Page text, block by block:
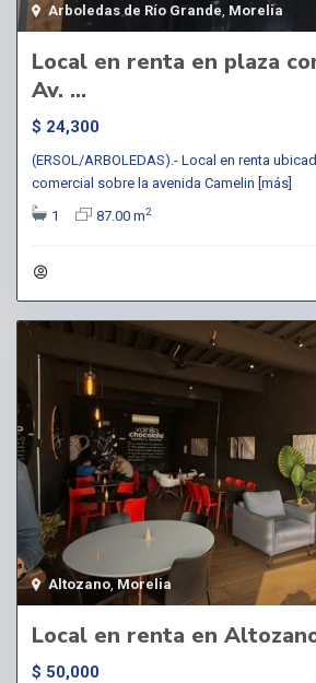
Arboledas de Río Grande Morelia
Local en renta en plaza
Av. ...
$ 24,300
(ERSOL/ARBOLEDAS).- Local en renta
comercial sobre la avenida Camelin [más]
1
87.00 m2
Altozano,Morelia
Local en renta en
$ 50,000